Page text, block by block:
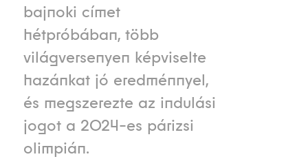
bajnoki címet
hétpróbában, több
világversenyen képviselte
hazánkat jó eredménnyel,
és megszerezte az indulási
jogot a 2024-es párizsi
olimpián.